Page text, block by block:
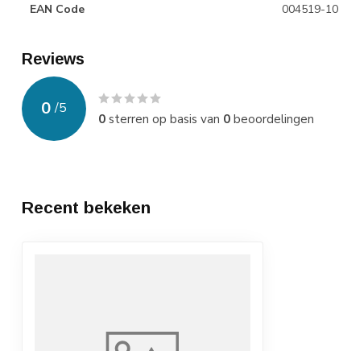
EAN Code 004519-10
Reviews
0 /5
0sterren op basis van 0beoordelingen
Recent bekeken